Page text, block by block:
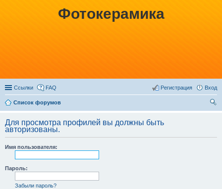
Фотокерамика
Ссылки FAQ Вход
Регистрация
Список форумов
Для просмотра профилей вы должны быть
авторизованы.
Имя пользователя:
Пароль:
Забыли пароль?